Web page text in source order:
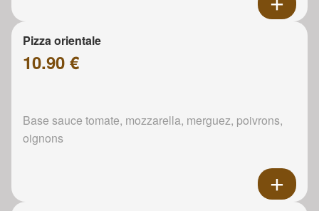
Pizza orientale
10.90 €
Base sauce tomate, mozzarella, merguez, poivrons,
oignons